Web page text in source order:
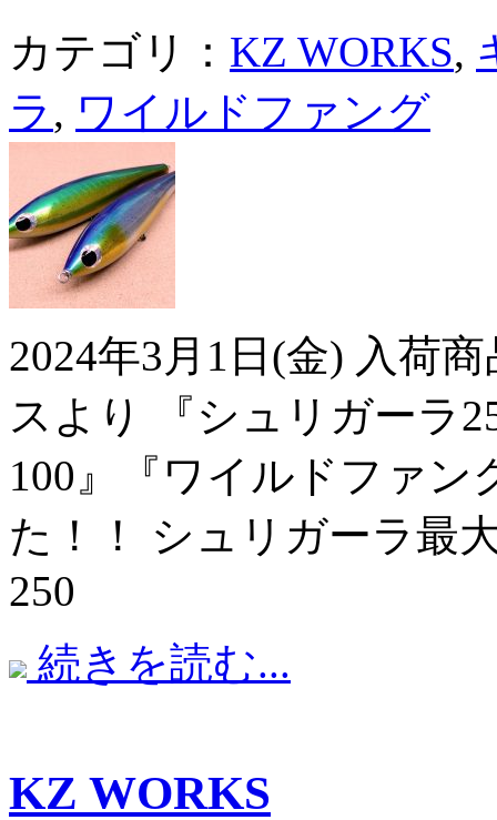
カテゴリ： KZ WORKS,
ラ , ワイルドファング
2024年3月1日(金) 入荷
スより 『シュリガーラ
100』『ワイルドファン
た！！ シュリガーラ最
250
続きを読む...
KZ WORKS